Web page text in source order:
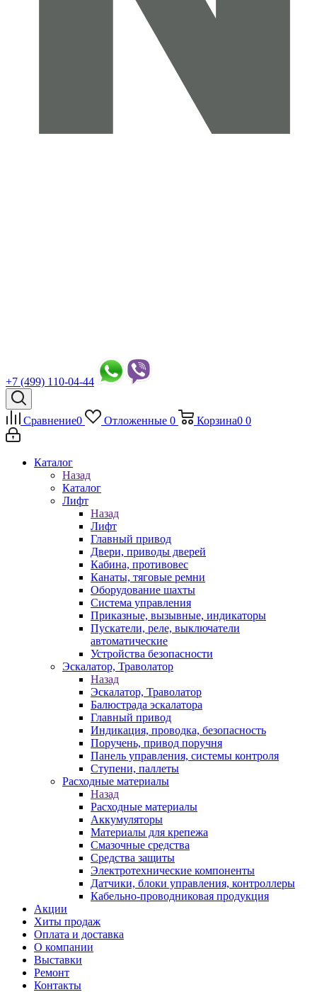
+7 (499) 110-04-44
Сравнение0 Отложенные 0 Корзина0 0
Каталог
Назад
Каталог
Лифт
Назад
Лифт
Главный привод
Двери, приводы дверей
Кабина, противовес
Канаты, тяговые ремни
Оборудование шахты
Система управления
Приказные, вызывные, индикаторы
Пускатели, реле, выключатели
автоматические
Устройства безопасности
Эскалатор, Траволатор
Назад
Эскалатор, Траволатор
Балюстрада эскалатора
Главный привод
Индикация, проводка, безопасность
Поручень, привод поручня
Панель управления, системы контроля
Ступени, паллеты
Расходные материалы
Назад
Расходные материалы
Аккумуляторы
Материалы для крепежа
Смазочные средства
Средства защиты
Электротехнические компоненты
Датчики, блоки управления, контроллеры
Кабельно-проводниковая продукция
Акции
Хиты продаж
Оплата и доставка
О компании
Выставки
Ремонт
Контакты